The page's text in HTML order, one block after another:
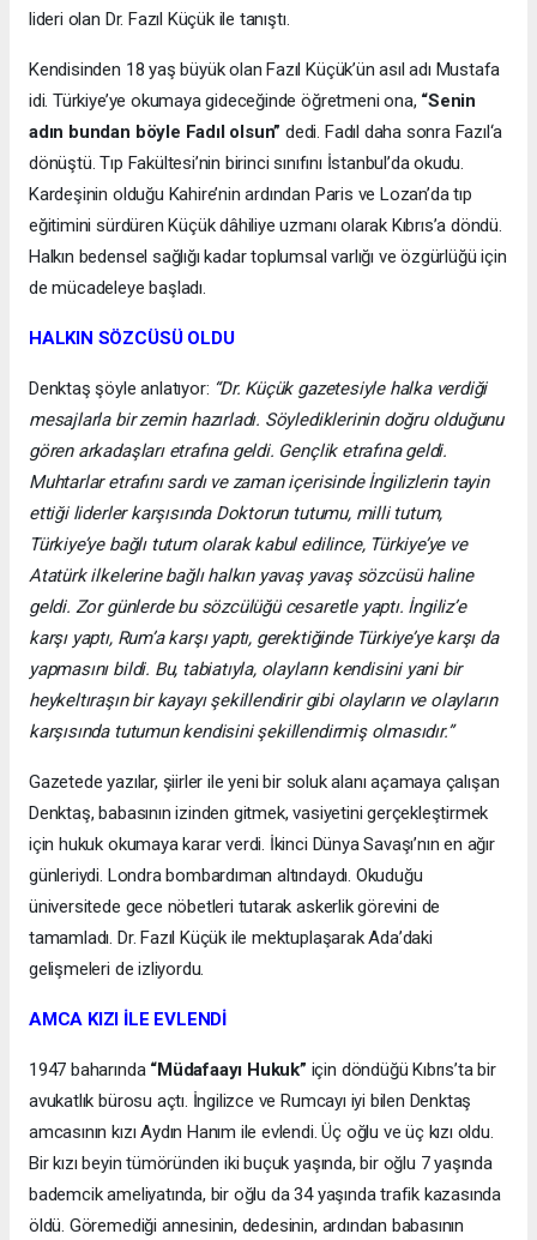
lideri olan Dr. Fazıl Küçük ile tanıştı.
Kendisinden 18 yaş büyük olan Fazıl Küçük’ün asıl adı Mustafa
idi. Türkiye’ye okumaya gideceğinde öğretmeni ona, “Senin
adın bundan böyle Fadıl olsun” dedi. Fadıl daha sonra Fazıl‘a
dönüştü. Tıp Fakültesi’nin birinci sınıfını İstanbul’da okudu.
Kardeşinin olduğu Kahire’nin ardından Paris ve Lozan’da tıp
eğitimini sürdüren Küçük dâhiliye uzmanı olarak Kıbrıs’a döndü.
Halkın bedensel sağlığı kadar toplumsal varlığı ve özgürlüğü için
de mücadeleye başladı.
HALKIN SÖZCÜSÜ OLDU
Denktaş şöyle anlatıyor: “Dr. Küçük gazetesiyle halka verdiği
mesajlarla bir zemin hazırladı. Söylediklerinin doğru olduğunu
gören arkadaşları etrafına geldi. Gençlik etrafına geldi.
Muhtarlar etrafını sardı ve zaman içerisinde İngilizlerin tayin
ettiği liderler karşısında Doktorun tutumu, milli tutum,
Türkiye’ye bağlı tutum olarak kabul edilince, Türkiye’ye ve
Atatürk ilkelerine bağlı halkın yavaş yavaş sözcüsü haline
geldi. Zor günlerde bu sözcülüğü cesaretle yaptı. İngiliz’e
karşı yaptı, Rum’a karşı yaptı, gerektiğinde Türkiye’ye karşı da
yapmasını bildi. Bu, tabiatıyla, olayların kendisini yani bir
heykeltıraşın bir kayayı şekillendirir gibi olayların ve olayların
karşısında tutumun kendisini şekillendirmiş olmasıdır.”
Gazetede yazılar, şiirler ile yeni bir soluk alanı açamaya çalışan
Denktaş, babasının izinden gitmek, vasiyetini gerçekleştirmek
için hukuk okumaya karar verdi. İkinci Dünya Savaşı’nın en ağır
günleriydi. Londra bombardıman altındaydı. Okuduğu
üniversitede gece nöbetleri tutarak askerlik görevini de
tamamladı. Dr. Fazıl Küçük ile mektuplaşarak Ada’daki
gelişmeleri de izliyordu.
AMCA KIZI İLE EVLENDİ
1947 baharında “Müdafaayı Hukuk” için döndüğü Kıbrıs’ta bir
avukatlık bürosu açtı. İngilizce ve Rumcayı iyi bilen Denktaş
amcasının kızı Aydın Hanım ile evlendi. Üç oğlu ve üç kızı oldu.
Bir kızı beyin tümöründen iki buçuk yaşında, bir oğlu 7 yaşında
bademcik ameliyatında, bir oğlu da 34 yaşında trafik kazasında
öldü. Göremediği annesinin, dedesinin, ardından babasının